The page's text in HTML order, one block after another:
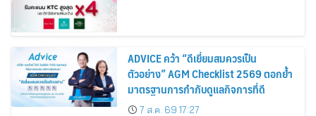
ADVICE คว้า “ดีเยี่ยมสมควรเป็น
ตัวอย่าง” AGM Checklist 2569 ตอกย้ำ
มาตรฐานการกำกับดูแลกิจการที่ดี
7 ส.ค. 69 17:27